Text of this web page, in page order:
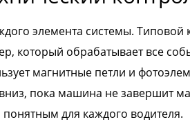
элемента системы. Типовой
который обрабатывает все
магнитные петли и
пока машина не завершит
для каждого водителя.